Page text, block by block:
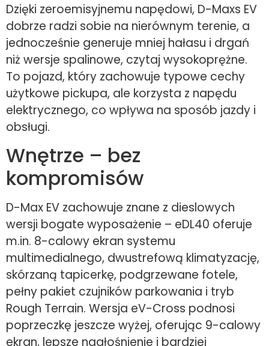
Dzięki zeroemisyjnemu napędowi, D-Maxs EV
dobrze radzi sobie na nierównym terenie, a
jednocześnie generuje mniej hałasu i drgań
niż wersje spalinowe, czytaj wysokoprężne.
To pojazd, który zachowuje typowe cechy
użytkowe pickupa, ale korzysta z napędu
elektrycznego, co wpływa na sposób jazdy i
obsługi.
Wnętrze – bez
kompromisów
D-Max EV zachowuje znane z dieslowych
wersji bogate wyposażenie – eDL40 oferuje
m.in. 8-calowy ekran systemu
multimedialnego, dwustrefową klimatyzację,
skórzaną tapicerkę, podgrzewane fotele,
pełny pakiet czujników parkowania i tryb
Rough Terrain. Wersja eV-Cross podnosi
poprzeczkę jeszcze wyżej, oferując 9-calowy
ekran, lepsze nagłośnienie i bardziej